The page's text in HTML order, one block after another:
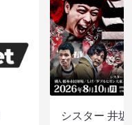
シスター 井